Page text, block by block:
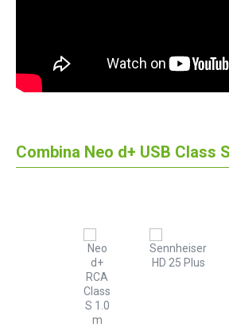
Combina Neo d+ USB Class